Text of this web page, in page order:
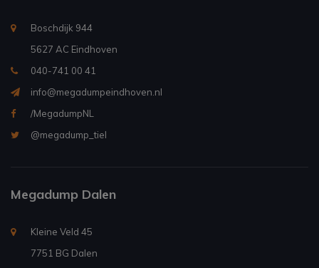
Boschdijk 944
5627 AC Eindhoven
040-741 00 41
info@megadumpeindhoven.nl
/MegadumpNL
@megadump_tiel
Megadump Dalen
Kleine Veld 45
7751 BG Dalen